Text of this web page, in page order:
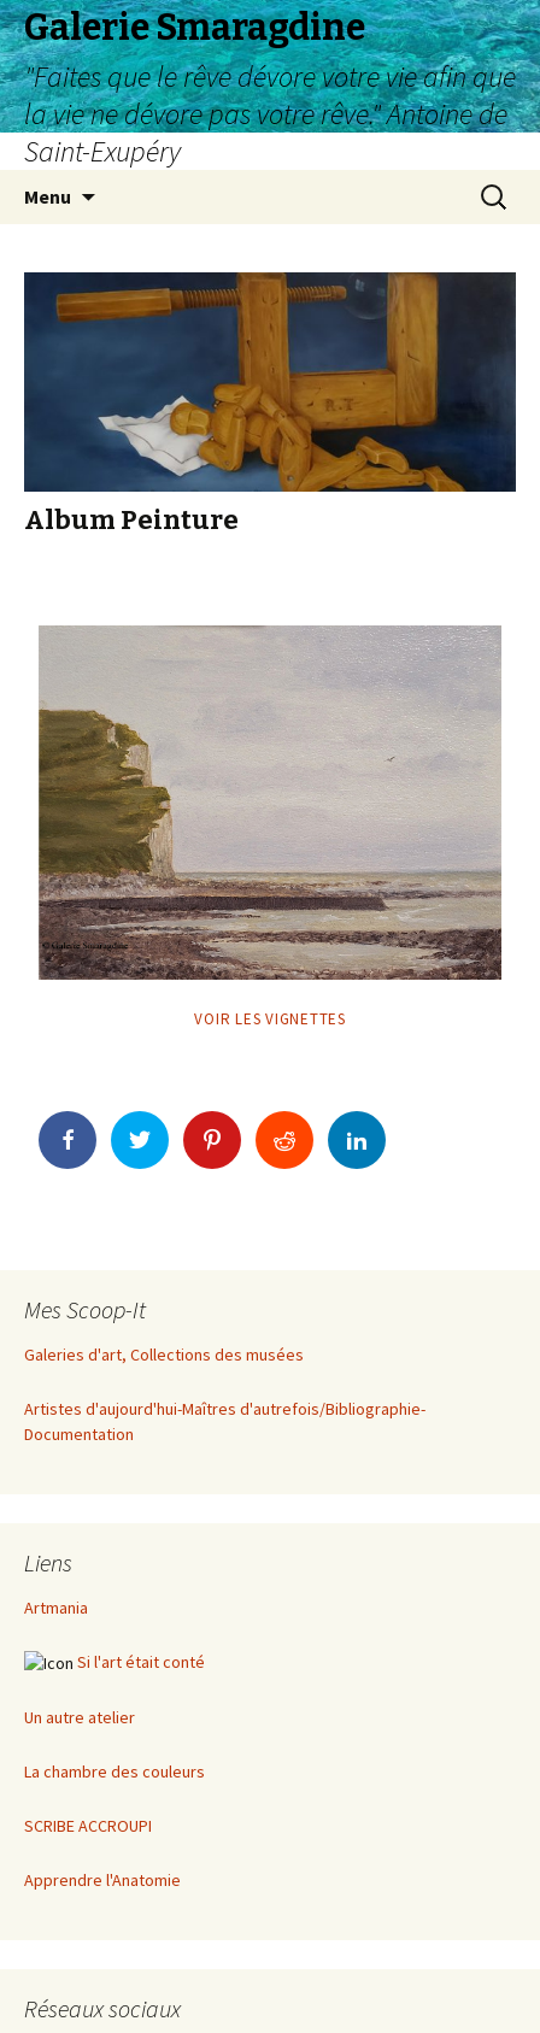
Galerie Smaragdine
"Faites que le rêve dévore votre vie afin que
la vie ne dévore pas votre rêve." Antoine de
Saint-Exupéry
Menu
Album Peinture
VOIR LES VIGNETTES
Mes Scoop-It
Galeries d'art, Collections des musées
Artistes d'aujourd'hui-Maîtres d'autrefois/Bibliographie-
Documentation
Liens
Artmania
Si l'art était conté
Un autre atelier
La chambre des couleurs
SCRIBE ACCROUPI
Apprendre l'Anatomie
Réseaux sociaux